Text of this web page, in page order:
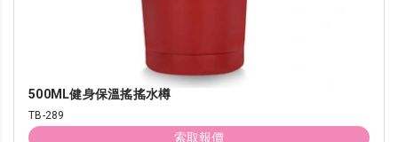
500ML健身保溫搖搖水樽
TB-289
索取報價